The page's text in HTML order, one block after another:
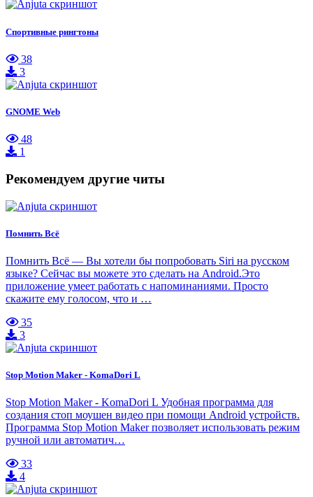
Спортивные рингтоны
38
3
GNOME Web
48
1
Рекомендуем другие читы
Помнить Всё
Помнить Всё — Вы хотели бы попробовать Siri на русском
языке? Сейчас вы можете это сделать на Android.Это
приложение умеет работать с напоминаниями. Просто
скажите ему голосом, что и …
35
3
Stop Motion Maker - KomaDori L
Stop Motion Maker - KomaDori L Удобная программа для
создания стоп моушен видео при помощи Android устройств.
Программа Stop Motion Maker позволяет использовать режим
ручной или автоматич…
33
4